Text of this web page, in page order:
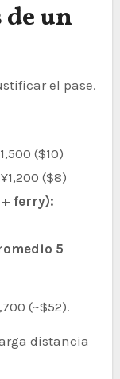
de un
el pase.
($10)
($8)
ferry):
5
(~$52).
distancia